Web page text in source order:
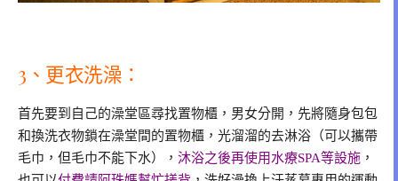
3、更衣洗澡：
首先要到自己的澡堂區尋找置物櫃，男女分開，先將隨身包包
和換洗衣物鎖在澡堂間的置物櫃，光溜溜的去淋浴（可以攜帶
毛巾，但毛巾不能下水）， 沐浴之後再使用水療SPA等設施 ，